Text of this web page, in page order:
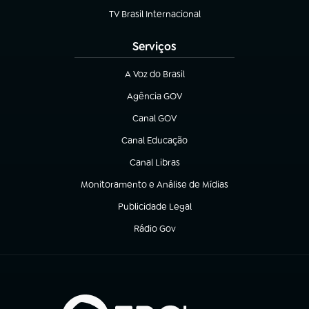
TV Brasil Internacional
(abre em nova aba)
Serviços
A Voz do Brasil
(abre em nova aba)
Agência GOV
(abre em nova aba)
Canal GOV
(abre em nova aba)
Canal Educação
(abre em nova aba)
Canal Libras
(abre em nova aba)
Monitoramento e Análise de Mídias
(abre em nova aba)
Publicidade Legal
(abre em nova aba)
Rádio Gov
(abre em nova aba)